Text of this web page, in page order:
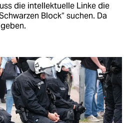
die intellektuelle Linke die
Block“ suchen. Da